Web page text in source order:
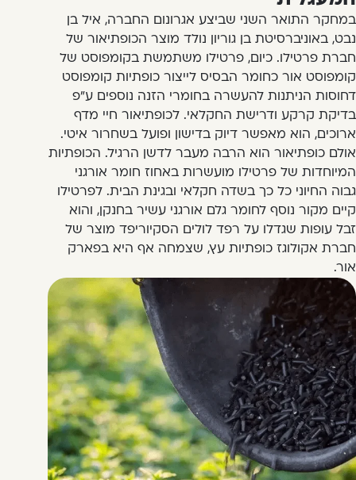
במחקר התואר השני שביצע אגרונום החברה, איל בן
נבט, באוניברסיטת בן גוריון נולד מוצר הכופתיאור של
חברת פרטילו. כיום, פרטילו משתמשת בקומפוסט של
קומפוסט אור כחומר הבסיס לייצור כופתיות קומפוסט
דחוסות הניתנות להעשרה בחומרי הזנה נוספים ע"פ
בדיקת קרקע ודרישת החקלאי. לכופתיאור חיי מדף
ארוכים, הוא מאפשר דיוק בדישון ופועל בשחרור איטי.
אולם כופתיאור הוא הרבה מעבר לדשן הרגיל. הכופתיות
המיוחדות של פרטילו מועשרות באחוז חומר אורגני
גבוה החיוני כל כך בשדה חקלאי ובגינת הבית. לפרטילו
קיים מקור נוסף לחומר גלם אורגני עשיר בחנקן, והוא
זבל עופות שגדלו על רפד לולים הסקיוריפד מוצר של
חברת אקולוגז כופתיות עץ, שצמחה אף היא בפארק
אור.